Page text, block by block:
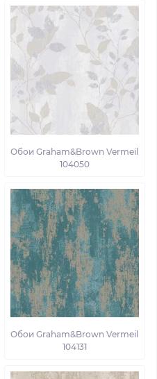
Обои Graham&Brown Vermeil
104050
Обои Graham&Brown Vermeil
104131